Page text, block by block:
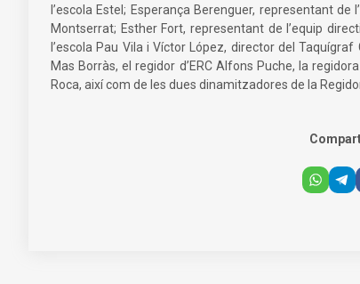
l’escola Estel; Esperança Berenguer, representant
Montserrat; Esther Fort, representant de l’equip
l’escola Pau Vila i Víctor López, director del
Mas Borràs, el regidor d’ERC Alfons Puche, la
Roca, així com de les dues dinamitzadores de la